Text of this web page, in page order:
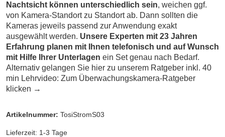
Nachtsicht können unterschiedlich sein, weichen ggf.
von Kamera-Standort zu Standort ab. Dann sollten die
Kameras jeweils passend zur Anwendung exakt
ausgewählt werden. Unsere Experten mit 23 Jahren
Erfahrung planen mit Ihnen telefonisch und auf Wunsch
mit Hilfe Ihrer Unterlagen ein Set genau nach Bedarf.
Alternativ gelangen Sie hier zu unserem Ratgeber inkl. 40
min Lehrvideo: Zum Überwachungskamera-Ratgeber
klicken →
Artikelnummer: TosiStromS03
Lieferzeit: 1-3 Tage